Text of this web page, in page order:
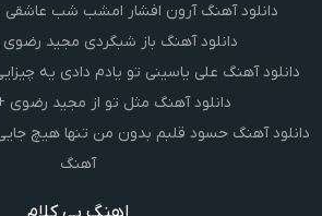
دانلود آهنگ آرون افشار امشب شب
دانلود آهنگ باز شبگردی مجید
دانلود آهنگ علی یاسینی تو یادم دادی یه
دانلود آهنگ مثل تو از مجید
دانلود آهنگ حسود قلبم بدون من تنها هیچ
آهنگ